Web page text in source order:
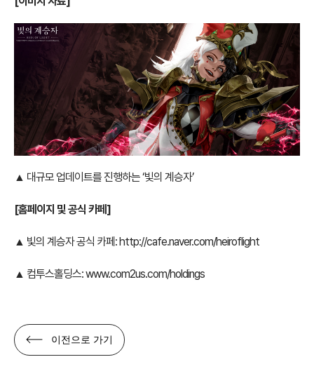
▲ 대규모 업데이트를 진행하는 ‘빛의 계승자’
[홈페이지 및 공식 카페]
▲ 빛의 계승자 공식 카페:http://cafe.naver.com/heiroflight
▲ 컴투스홀딩스:www.com2us.com/holdings
이전으로 가기